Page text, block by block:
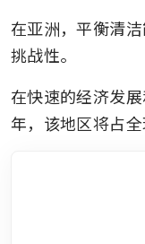
在亚洲，平衡清
挑战性。
在快速的经济发
年，该地区将占